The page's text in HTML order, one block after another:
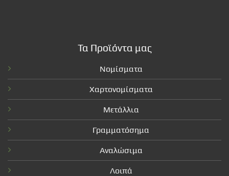
Τα Προϊόντα μας
Νομίσματα
Χαρτονομίσματα
Μετάλλια
Γραμματόσημα
Αναλώσιμα
Λοιπά